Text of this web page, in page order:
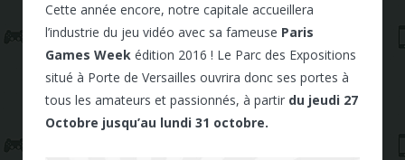
Cette année encore, notre capitale accueillera
l’industrie du jeu vidéo avec sa fameuse Paris
Games Week édition 2016 ! Le Parc des Expositions
situé à Porte de Versailles ouvrira donc ses portes à
tous les amateurs et passionnés, à partir du jeudi 27
Octobre jusqu’au lundi 31 octobre.